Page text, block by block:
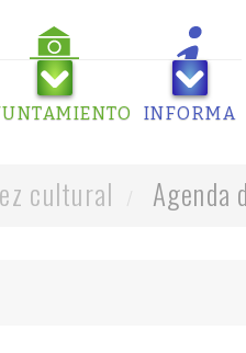
INFORMA
cultural Agenda